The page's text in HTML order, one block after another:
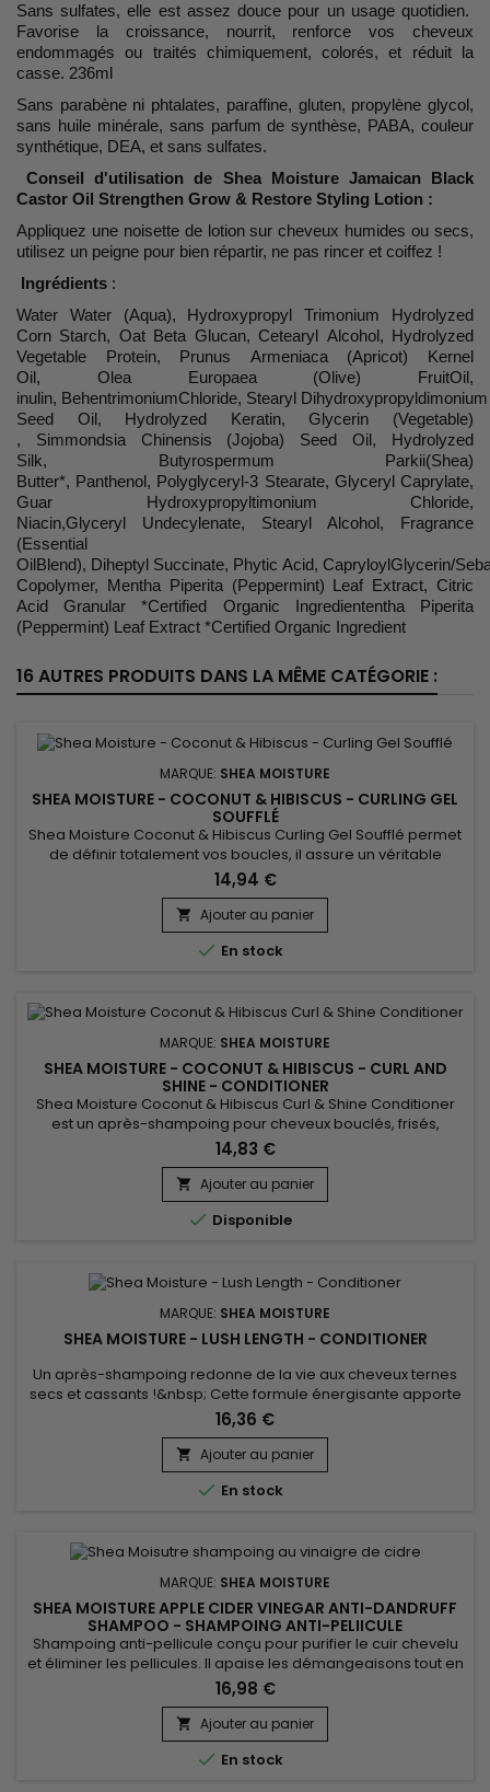
Sans sulfates, elle est assez douce pour un usage quotidien.
Favorise la croissance, nourrit, renforce vos cheveux
endommagés ou traités chimiquement, colorés, et réduit la
casse. 236ml
Sans parabène ni phtalates, paraffine, gluten, propylène glycol,
sans huile minérale, sans parfum de synthèse, PABA, couleur
synthétique, DEA, et sans sulfates.
Conseil d'utilisation de Shea Moisture Jamaican Black
Castor Oil Strengthen Grow & Restore Styling Lotion :
Appliquez une noisette de lotion sur cheveux humides ou secs,
utilisez un peigne pour bien répartir, ne pas rincer et coiffez !
Ingrédients :
Water Water (Aqua), Hydroxypropyl Trimonium Hydrolyzed
Corn Starch, Oat Beta Glucan, Cetearyl Alcohol, Hydrolyzed
Vegetable Protein, Prunus Armeniaca (Apricot) Kernel
Oil, Olea Europaea (Olive) FruitOil,
inulin, BehentrimoniumChloride, Stearyl
Seed Oil, Hydrolyzed Keratin, Glycerin (Vegetable)
, Simmondsia Chinensis (Jojoba) Seed Oil, Hydrolyzed
Silk, Butyrospermum Parkii(Shea)
Butter*, Panthenol, Polyglyceryl-3 Stearate, Glyceryl Caprylate,
Guar Hydroxypropyltimonium Chloride,
Niacin,Glyceryl Undecylenate, Stearyl Alcohol, Fragrance
(Essential
OilBlend), Diheptyl Succinate, Phytic Acid, CapryloylGlycerin/
Copolymer, Mentha Piperita (Peppermint) Leaf Extract, Citric
Acid Granular *Certified Organic Ingrediententha Piperita
(Peppermint) Leaf Extract *Certified Organic Ingredient
16 AUTRES PRODUITS DANS LA MÊME CATÉGORIE :
MARQUE: SHEA MOISTURE
SHEA MOISTURE - COCONUT & HIBISCUS - CURLING GEL
SOUFFLÉ
Shea Moisture Coconut & Hibiscus Curling Gel Soufflé permet
de définir totalement vos boucles, il assure un véritable
contrôle des frisottis tout en apportant douceur et brillance.
Composé de nectar d’Agave et d’huile de graines de Lin.
Shea Moisture Coconut & Hibiscus Curling Gel Soufflé est un
gel 100% naturel qui laisse les cheveux hydratés et...
14,94 €
 Ajouter au panier
 En stock
MARQUE: SHEA MOISTURE
SHEA MOISTURE - COCONUT & HIBISCUS - CURL AND
SHINE - CONDITIONER
Shea Moisture Coconut & Hibiscus Curl & Shine Conditioner
est un après-shampoing pour cheveux bouclés, frisés,
crépus, secs. Il hydrate en profondeur, définit les boucles.
Formulé avec de l'huile de noix de Coco, de la protéine de
Soie et de l' huile de Neem, il contribue à diminuer les
frisottis. Démêle en douceur, revitalise et redonne...
14,83 €
 Ajouter au panier
 Disponible
MARQUE: SHEA MOISTURE
SHEA MOISTURE - LUSH LENGTH - CONDITIONER
Un après-shampoing redonne de la vie aux cheveux ternes
secs et cassants !&nbsp; Cette formule énergisante apporte
hydratation et douceur aux cheveux.&nbsp; Le conditionneur
Lush Length stimulateur de pousse de Shea Moisture
revitalise, stimule la pousse et aide à favoriser une chevelure
plus épaisse et plus saine.
16,36 €
 Ajouter au panier
 En stock
MARQUE: SHEA MOISTURE
SHEA MOISTURE APPLE CIDER VINEGAR ANTI-DANDRUFF
SHAMPOO - SHAMPOING ANTI-PELIICULE
Shampoing anti-pellicule conçu pour purifier le cuir chevelu
et éliminer les pellicules. Il apaise les démangeaisons tout en
régulant l’excès de sébum. Grâce à 3% d’acide salicylique, il
exfolie en douceur, réduit les irritations et équilibre le pH du
cuir chevelu. Enrichi en vinaigre de cidre de pomme,
niacinamide et beurre de karité, il hydrate et...
16,98 €
 Ajouter au panier
 En stock